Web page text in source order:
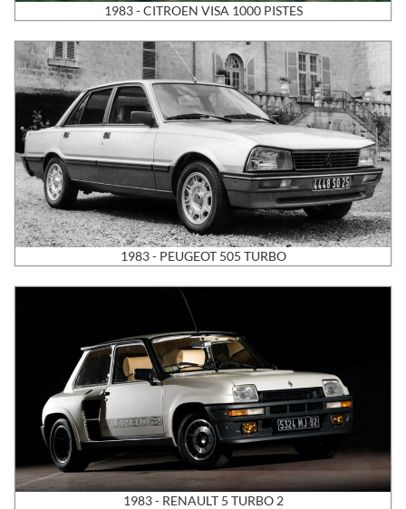
1983 - CITROEN VISA 1000 PISTES
1983 - PEUGEOT 505 TURBO
1983 - RENAULT 5 TURBO 2